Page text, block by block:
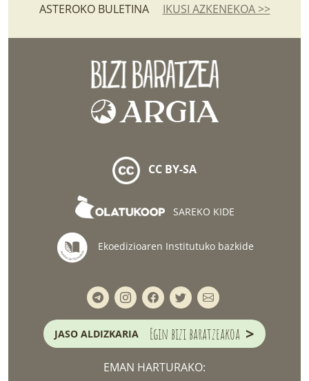
ASTEROKO BULETINA IKUSI AZKENEKOA >>
CC BY-SA
SAREKO KIDE
Ekoedizioaren Institutuko bazkide
JASO ALDIZKARIA Egin bizi baratzeakoa >
EMAN HARTURAKO: